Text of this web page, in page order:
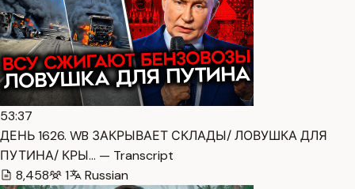
53:37
ДЕНЬ 1626. WB ЗАКРЫВАЕТ СКЛАДЫ/ ЛОВУШКА ДЛЯ
ПУТИНА/ КРЫ… — Transcript
8,458
1 Russian